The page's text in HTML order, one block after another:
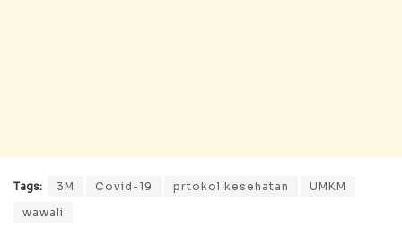
Tags: 3M Covid-19 prtokol kesehatan
UMKM
wawali